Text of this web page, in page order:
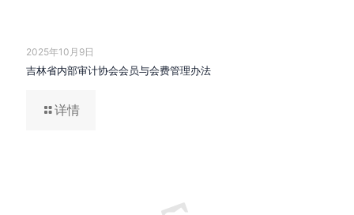
2025年10月9日
吉林省内部审计协会会员与会费管理办法
详情